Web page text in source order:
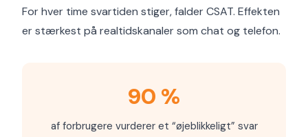
For hver time svartiden stiger, falder CSAT. Effekten
er stærkest på realtidskanaler som chat og telefon.
90 %
af forbrugere vurderer et “øjeblikkeligt” svar